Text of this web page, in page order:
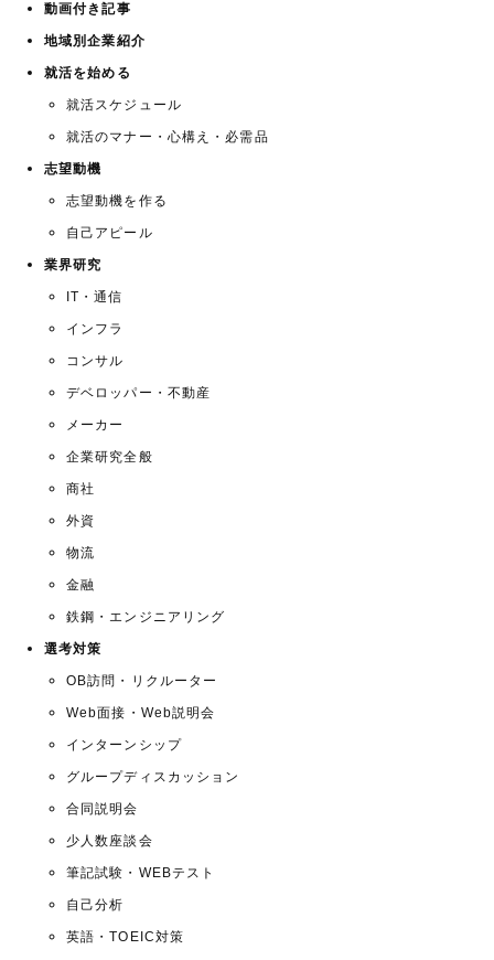
動画付き記事
地域別企業紹介
就活を始める
就活スケジュール
就活のマナー・心構え・必需品
志望動機
志望動機を作る
自己アピール
業界研究
IT・通信
インフラ
コンサル
デベロッパー・不動産
メーカー
企業研究全般
商社
外資
物流
金融
鉄鋼・エンジニアリング
選考対策
OB訪問・リクルーター
Web面接・Web説明会
インターンシップ
グループディスカッション
合同説明会
少人数座談会
筆記試験・WEBテスト
自己分析
英語・TOEIC対策